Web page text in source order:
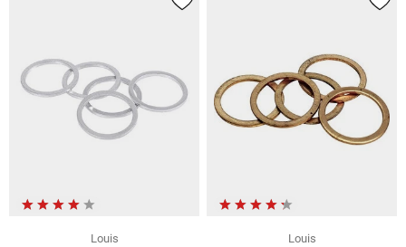
Louis
Louis